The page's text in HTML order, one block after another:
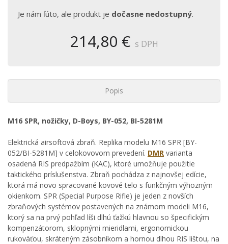
Je nám ľúto, ale produkt je dočasne nedostupný.
214,80 € s DPH
Popis
M16 SPR, nožičky, D-Boys, BY-052, BI-5281M
Elektrická airsoftová zbraň. Replika modelu M16 SPR [BY-
052/BI-5281M] v celokovovom prevedení. DMR varianta
osadená RIS predpažbím (KAC), ktoré umožňuje použitie
taktického príslušenstva. Zbraň pochádza z najnovšej edície,
ktorá má novo spracované kovové telo s funkčným výhozným
okienkom. SPR (Special Purpose Rifle) je jeden z novších
zbraňových systémov postavených na známom modeli M16,
ktorý sa na prvý pohľad líši dlhú ťažkú hlavnou so špecifickým
kompenzátorom, sklopnými mieridlami, ergonomickou
rukoväťou, skráteným zásobníkom a hornou dlhou RIS lištou, na